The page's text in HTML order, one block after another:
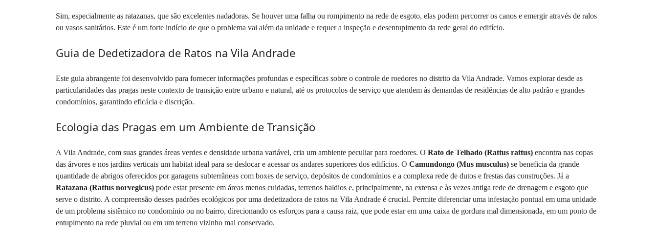
Sim, especialmente as ratazanas, que são excelentes nadadoras. Se houver uma falha ou rompimento na rede de esgoto, elas podem percorrer os canos e emergir através de ralos
ou vasos sanitários. Este é um forte indício de que o problema vai além da unidade e requer a inspeção e desentupimento da rede geral do edifício.
Guia de Dedetizadora de Ratos na Vila Andrade
Este guia abrangente foi desenvolvido para fornecer informações profundas e específicas sobre o controle de roedores no distrito da Vila Andrade. Vamos explorar desde as
particularidades das pragas neste contexto de transição entre urbano e natural, até os protocolos de serviço que atendem às demandas de residências de alto padrão e grandes
condomínios, garantindo eficácia e discrição.
Ecologia das Pragas em um Ambiente de Transição
A Vila Andrade, com suas grandes áreas verdes e densidade urbana variável, cria um ambiente peculiar para roedores. O Rato de Telhado (Rattus rattus) encontra nas copas
das árvores e nos jardins verticais um habitat ideal para se deslocar e acessar os andares superiores dos edifícios. O Camundongo (Mus musculus) se beneficia da grande
quantidade de abrigos oferecidos por garagens subterrâneas com boxes de serviço, depósitos de condomínios e a complexa rede de dutos e frestas das construções. Já a
Ratazana (Rattus norvegicus) pode estar presente em áreas menos cuidadas, terrenos baldios e, principalmente, na extensa e às vezes antiga rede de drenagem e esgoto que
serve o distrito. A compreensão desses padrões ecológicos por uma dedetizadora de ratos na Vila Andrade é crucial. Permite diferenciar uma infestação pontual em uma unidade
de um problema sistêmico no condomínio ou no bairro, direcionando os esforços para a causa raiz, que pode estar em uma caixa de gordura mal dimensionada, em um ponto de
entupimento na rede pluvial ou em um terreno vizinho mal conservado.